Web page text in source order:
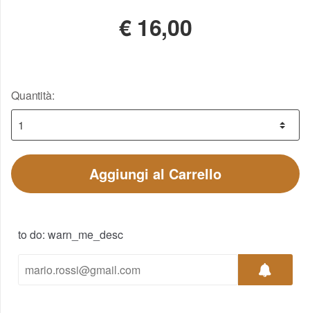
€ 16,00
Quantità:
Aggiungi al Carrello
to do: warn_me_desc